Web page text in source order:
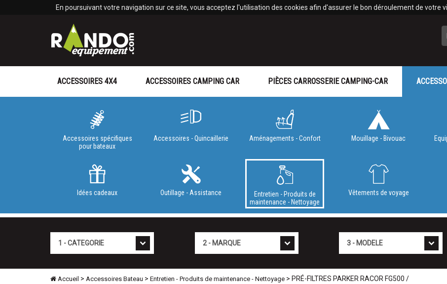
En poursuivant votre navigation sur ce site, vous acceptez l'utilisation des cookies afin d'assurer le bon déroulement de votre
ACCESSOIRES 4X4 ACCESSOIRES CAMPING CAR PIÈCES CARROSSERIE CAMPING-CAR
Accessoires spécifiques
pour bateaux
Accessoires - Quincaillerie Aménagements - Confort Mouillage - Bivouac
Idées cadeaux Outillage - Assistance
Entretien - Produits de
maintenance - Nettoyage
Vêtements de voyage
Accueil > Accessoires Bateau > Entretien - Produits de maintenance - Nettoyage > PRÉ-FILTRES PARKER RACOR FG500 /
Panneau de gestion des cookies